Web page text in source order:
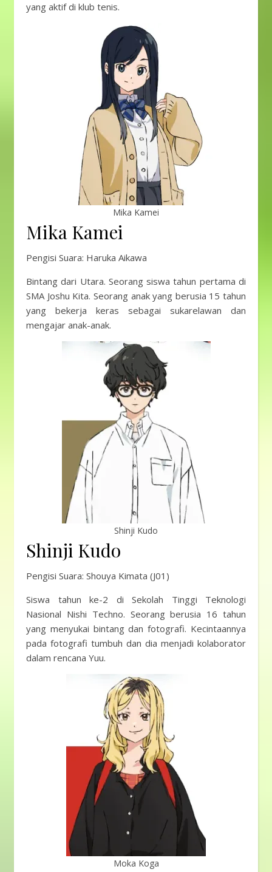
yang aktif di klub tenis.
Mika Kamei
Mika Kamei
Pengisi Suara: Haruka Aikawa
Bintang dari Utara. Seorang siswa tahun pertama di
SMA Joshu Kita. Seorang anak yang berusia 15 tahun
yang bekerja keras sebagai sukarelawan dan
mengajar anak-anak.
Shinji Kudo
Shinji Kudo
Pengisi Suara: Shouya Kimata (J01)
Siswa tahun ke-2 di Sekolah Tinggi Teknologi
Nasional Nishi Techno. Seorang berusia 16 tahun
yang menyukai bintang dan fotografi. Kecintaannya
pada fotografi tumbuh dan dia menjadi kolaborator
dalam rencana Yuu.
Moka Koga